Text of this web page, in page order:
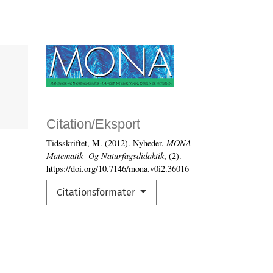
Citation/Eksport
Tidsskriftet, M. (2012). Nyheder. MONA -
Matematik- Og Naturfagsdidaktik, (2).
https://doi.org/10.7146/mona.v0i2.36016
Citationsformater